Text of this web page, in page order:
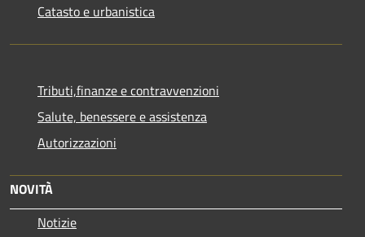
Catasto e urbanistica
Tributi,finanze e contravvenzioni
Salute, benessere e assistenza
Autorizzazioni
NOVITÀ
Notizie